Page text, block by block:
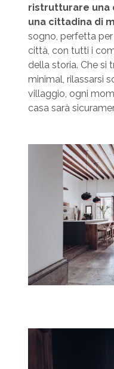
ristrutturare una
una cittadina di
sogno, perfetta
città, con tutti i
della storia. Che si
minimal, rilassarsi
villaggio, ogni
casa sarà